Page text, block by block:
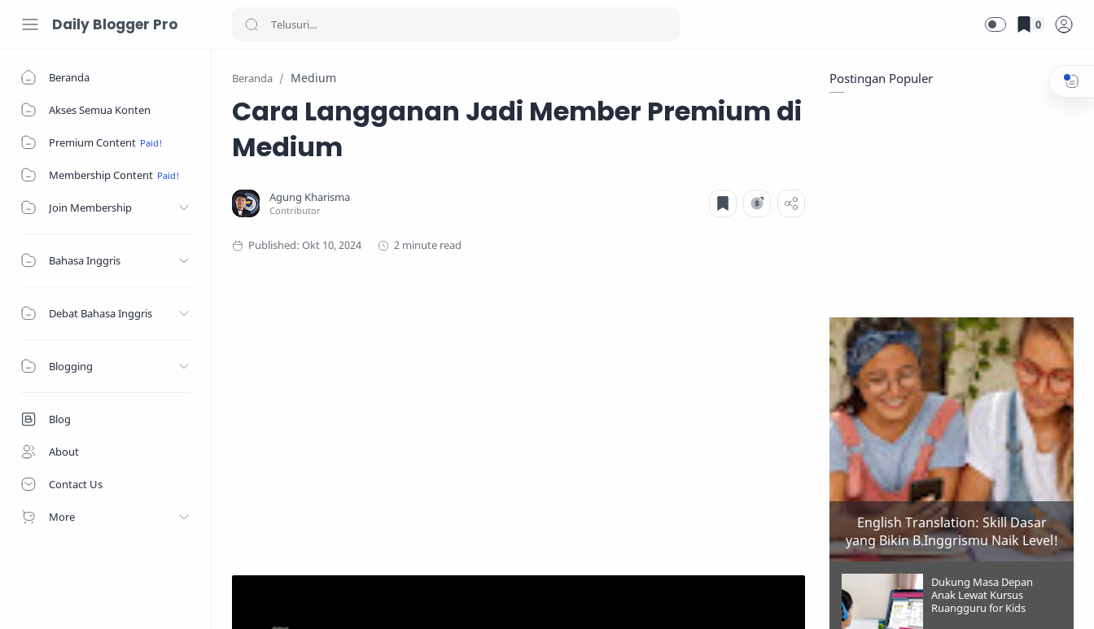
Daily Blogger Pro 0
Beranda
Akses Semua Konten
Premium Content
Membership Content
Join Membership
Bahasa Inggris
Debat Bahasa Inggris
Blogging
Blog
About
Contact Us
More
Beranda Medium
Cara Langganan Jadi Member Premium di
Medium
2 minute read
Postingan Populer
English Translation: Skill Dasar
yang Bikin B.Inggrismu Naik Level!
Dukung Masa Depan
Anak Lewat Kursus
Ruangguru for Kids